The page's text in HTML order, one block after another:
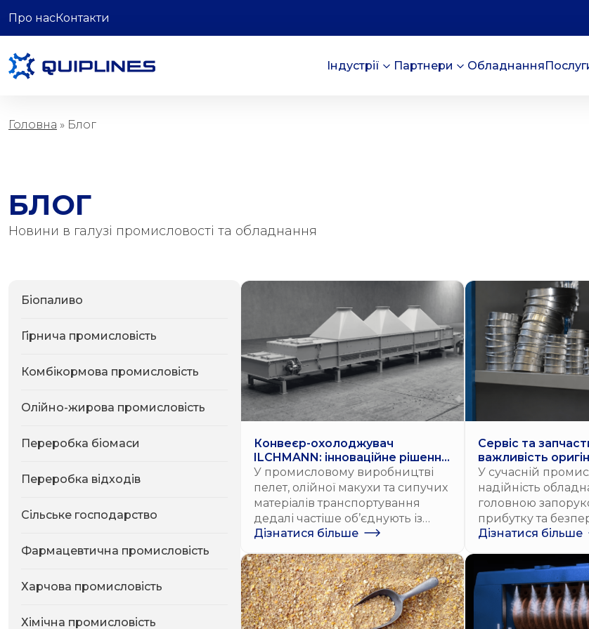
Про насКонтакти
Індустрії Партнери Обладнання
Головна » Блог
БЛОГ
Новини в галузі промисловості та обладнання
Біопаливо
Гірнича промисловість
Комбікормова промисловість
Олійно-жирова промисловість
Переробка біомаси
Переробка відходів
Сільське господарство
Фармацевтична промисловість
Харчова промисловість
Хімічна промисловість
Конвеєр-охолоджувач
ILCHMANN: інноваційне рішення
для делікатної обробки
сипучих матеріалів
У промисловому виробництві
пелет, олійної макухи та сипучих
матеріалів транспортування
дедалі частіше об’єднують із
термічною обробкою. Головні
гарячий продукт рівномірно, не
розкришити його та вписати
обладнання в обмежений
простір цеху. Безкомпромісне
Дізнатися більше
Сервіс та
важливість
деталей
У сучасній
надійність
головною
прибутку та
виробництва.
запчастинами
технічні візити
пакети сервісу
збільшують
Дізнатися більше